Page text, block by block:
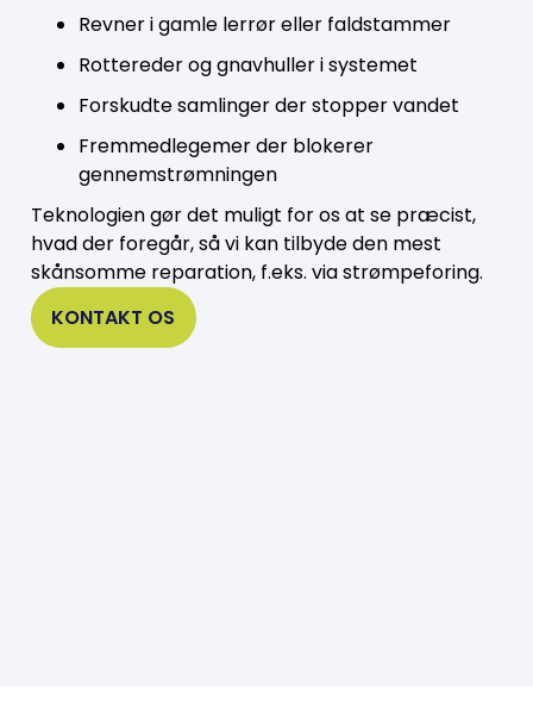
Revner i gamle lerrør eller faldstammer
Rottereder og gnavhuller i systemet
Forskudte samlinger der stopper vandet
Fremmedlegemer der blokerer
gennemstrømningen
Teknologien gør det muligt for os at se præcist,
hvad der foregår, så vi kan tilbyde den mest
skånsomme reparation, f.eks. via strømpeforing.
KONTAKT OS